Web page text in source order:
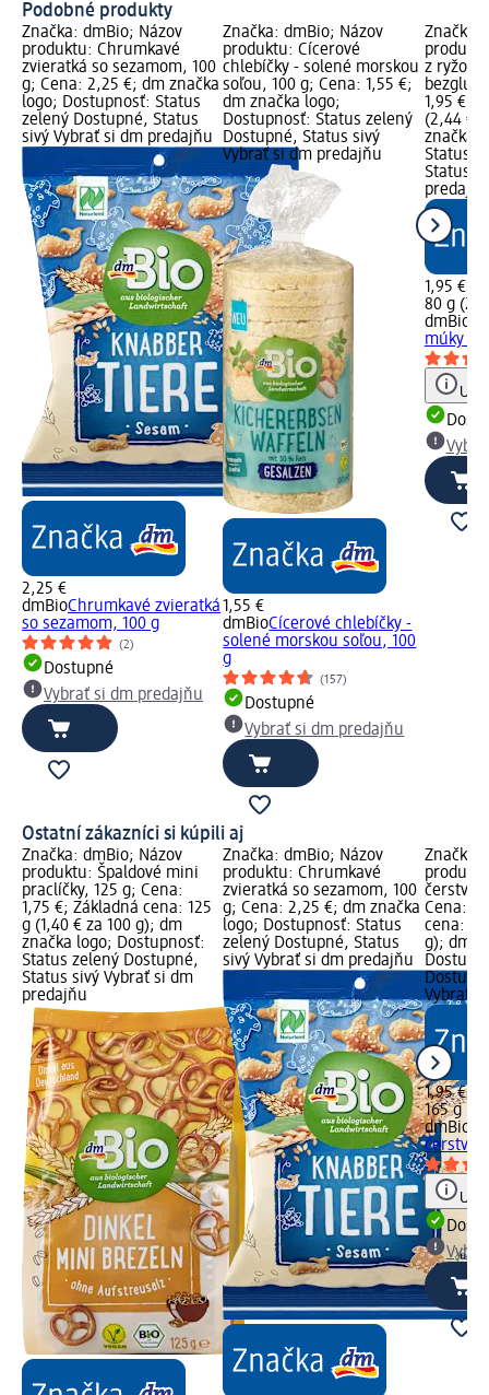
Podobné produkty
Značka: dmBio; Názov
produktu: Chrumkavé
zvieratká so sezamom, 100
g; Cena: 2,25 €; dm značka
logo; Dostupnosť: Status
zelený Dostupné, Status
sivý Vybrať si dm predajňu
2,25 €
dmBioChrumkavé zvieratká
so sezamom, 100 g
(2)
Dostupné
Vybrať si dm predajňu
Značka: dmBio; Názov
produktu: Cícerové
chlebíčky - solené morskou
soľou, 100 g; Cena: 1,55 €;
dm značka logo;
Dostupnosť: Status zelený
Dostupné, Status sivý
Vybrať si dm predajňu
1,55 €
dmBioCícerové chlebíčky -
solené morskou soľou, 100
g
(157)
Dostupné
Vybrať si dm predajňu
Značka:
z
1,95 €;
(2,44 €
značka
Status
Status
predajňu
1,95 €
80 g
dmBio
múky -
Ostatní zákazníci si kúpili aj
Značka: dmBio; Názov
produktu: Špaldové mini
praclíčky, 125 g; Cena:
1,75 €; Základná cena: 125
g (1,40 € za 100 g); dm
značka logo; Dostupnosť:
Status zelený Dostupné,
Status sivý Vybrať si dm
predajňu
Značka: dmBio; Názov
produktu: Chrumkavé
zvieratká so sezamom, 100
g; Cena: 2,25 €; dm značka
logo; Dostupnosť: Status
zelený Dostupné, Status
sivý Vybrať si dm predajňu
Značka:
Cena:
cena:
g); dm
Vybrať
1,95 €
165 g
dmBio